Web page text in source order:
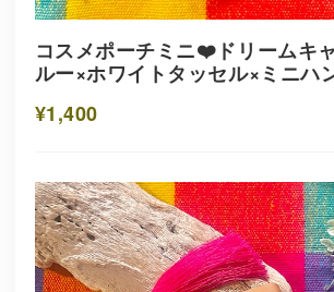
コスメポーチミニ❤️ドリームキ
ルー×ホワイトタッセル×ミニハ
¥1,400